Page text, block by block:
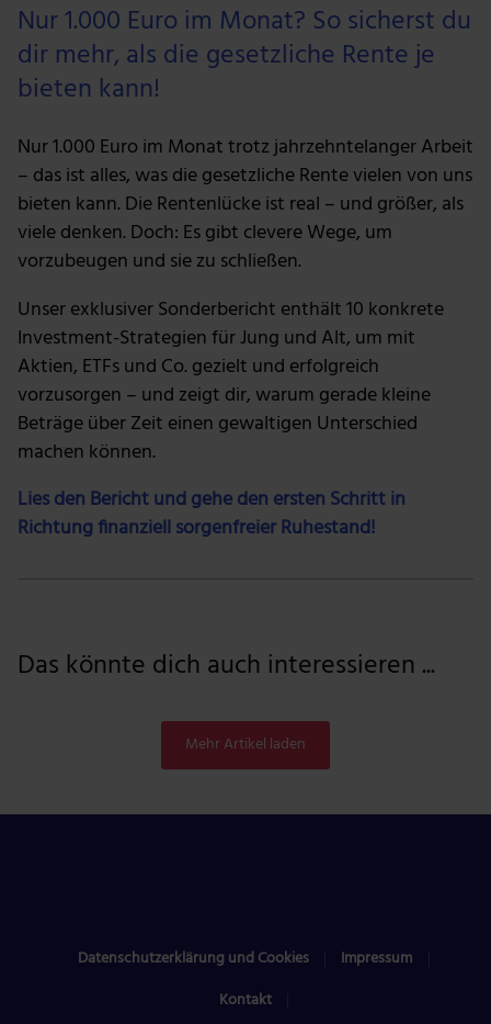
Nur 1.000 Euro im Monat? So sicherst du
dir mehr, als die gesetzliche Rente je
bieten kann!
Nur 1.000 Euro im Monat trotz jahrzehntelanger Arbeit
– das ist alles, was die gesetzliche Rente vielen von uns
bieten kann. Die Rentenlücke ist real – und größer, als
viele denken. Doch: Es gibt clevere Wege, um
vorzubeugen und sie zu schließen.
Unser exklusiver Sonderbericht enthält 10 konkrete
Investment-Strategien für Jung und Alt, um mit
Aktien, ETFs und Co. gezielt und erfolgreich
vorzusorgen – und zeigt dir, warum gerade kleine
Beträge über Zeit einen gewaltigen Unterschied
machen können.
Lies den Bericht und gehe den ersten Schritt in
Richtung finanziell sorgenfreier Ruhestand!
Das könnte dich auch interessieren ...
Mehr Artikel laden
Datenschutzerklärung und Cookies
Impressum
Kontakt